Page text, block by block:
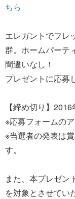
ちら
エレガントでフレ
群。ホームパーテ
間違いなし！
プレゼントに応募
【締め切り】
※応募フォームの
※当選者の発表は
す。
また、本プレゼン
を対象とさせてい